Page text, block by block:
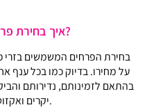
איך בחירת פרחים לזר כלה משפיעה על המחיר?
בחירת הפרחים המשמשים בזרי
על מחירו. בדיוק כמו בכל ענף
בהתאם לזמינותם, נדירותם
יקרים ואקזוטיים יותר, כך העלות תהיה גבוהה יותר.